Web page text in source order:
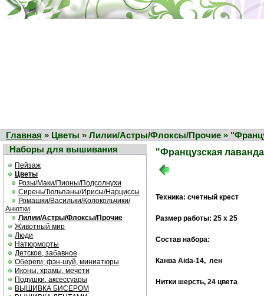
Главная » Цветы » Лилии/Астры/Флоксы/Прочие »
Наборы для вышивания
Пейзаж
Цветы
Розы/Маки/Пионы/Подсолнухи
Сирень/Тюльпаны/Ирисы/Нарциссы
Ромашки/Васильки/Колокольчики/
Анютки
Лилии/Астры/Флоксы/Прочие
Животный мир
Люди
Натюрморты
Детское, забавное
Обереги, фэн-шуй, миниатюры
Иконы, храмы, мечети
Подушки, аксессуары
ВЫШИВКА БИСЕРОМ
"Французская
Техника: счетный крест
Размер работы: 25 х 25
Состав набора:
Канва Aida-14, лен
Нитки шерсть, 24 цвета